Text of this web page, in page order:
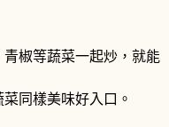
椒等蔬菜一起炒，就能
同樣美味好入口。